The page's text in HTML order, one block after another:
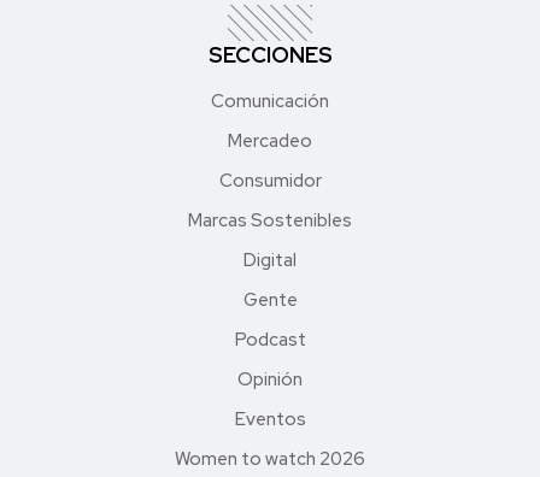
SECCIONES
Comunicación
Mercadeo
Consumidor
Marcas Sostenibles
Digital
Gente
Podcast
Opinión
Eventos
Women to watch 2026